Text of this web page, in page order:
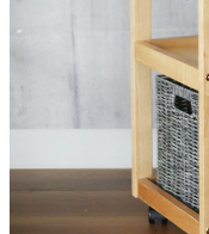
約52ｘ16.5ｘ68.5(cm)
原産国
中国